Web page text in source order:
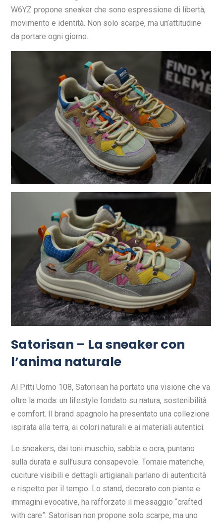
W6YZ propone sneaker che sono espressione di libertà,
movimento e identità. Non solo scarpe, ma un’attitudine
da portare ogni giorno.
Satorisan – La sneaker con
l’anima naturale
Al Pitti Uomo 108, Satorisan ha portato una visione che va
oltre la moda: un lifestyle fondato su natura, sostenibilità
e comfort. Il brand spagnolo ha presentato una collezione
ispirata alla terra, ai colori naturali e ai materiali autentici.
Le sneakers, dai toni muschio, sabbia e ocra, puntano
sulla durata e sull’usura consapevole. Tomaie materiche,
cuciture visibili e dettagli artigianali parlano di autenticità
e rispetto per il tempo. Lo stand, decorato con piante e
immagini evocative, ha rafforzato il messaggio “crafted
with care”: Satorisan non propone solo scarpe, ma uno